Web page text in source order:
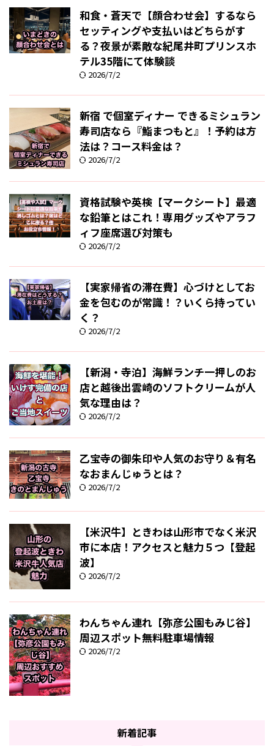
和食・蒼天で【顔合わせ会】するなら
セッティングや支払いはどちらがす
る？夜景が素敵な紀尾井町プリンスホ
テル35階にて体験談
2026/7/2
新宿 で個室ディナー できるミシュラン
寿司店なら『鮨まつもと』！予約は方
法は？コース料金は？
2026/7/2
資格試験や英検【マークシート】最適
な鉛筆とはこれ！専用グッズやアラフ
ィフ座席選び対策も
2026/7/2
【実家帰省の滞在費】心づけとしてお
金を包むのが常識！？いくら持ってい
く？
2026/7/2
【新潟・寺泊】海鮮ランチ一押しのお
店と越後出雲崎のソフトクリームが人
気な理由は？
2026/7/2
乙宝寺の御朱印や人気のお守り＆有名
なおまんじゅうとは？
2026/7/2
【米沢牛】ときわは山形市でなく米沢
市に本店！アクセスと魅力５つ【登起
波】
2026/7/2
わんちゃん連れ【弥彦公園もみじ谷】
周辺スポット無料駐車場情報
2026/7/2
新着記事